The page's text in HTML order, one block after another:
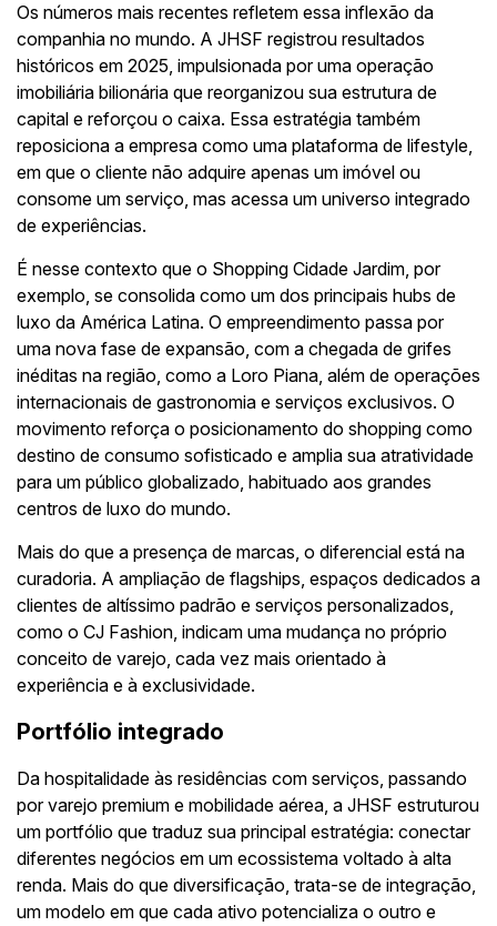
Os números mais recentes refletem essa inflexão da
companhia no mundo. A JHSF registrou resultados
históricos em 2025, impulsionada por uma operação
imobiliária bilionária que reorganizou sua estrutura de
capital e reforçou o caixa. Essa estratégia também
reposiciona a empresa como uma plataforma de lifestyle,
em que o cliente não adquire apenas um imóvel ou
consome um serviço, mas acessa um universo integrado
de experiências.
É nesse contexto que o Shopping Cidade Jardim, por
exemplo, se consolida como um dos principais hubs de
luxo da América Latina. O empreendimento passa por
uma nova fase de expansão, com a chegada de grifes
inéditas na região, como a Loro Piana, além de operações
internacionais de gastronomia e serviços exclusivos. O
movimento reforça o posicionamento do shopping como
destino de consumo sofisticado e amplia sua atratividade
para um público globalizado, habituado aos grandes
centros de luxo do mundo.
Mais do que a presença de marcas, o diferencial está na
curadoria. A ampliação de flagships, espaços dedicados a
clientes de altíssimo padrão e serviços personalizados,
como o CJ Fashion, indicam uma mudança no próprio
conceito de varejo, cada vez mais orientado à
experiência e à exclusividade.
Portfólio integrado
Da hospitalidade às residências com serviços, passando
por varejo premium e mobilidade aérea, a JHSF estruturou
um portfólio que traduz sua principal estratégia: conectar
diferentes negócios em um ecossistema voltado à alta
renda. Mais do que diversificação, trata-se de integração,
um modelo em que cada ativo potencializa o outro e